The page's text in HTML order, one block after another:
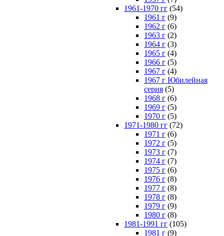
1961-1970 гг (54)
1961 г (9)
1962 г (6)
1963 г (2)
1964 г (3)
1965 г (4)
1966 г (5)
1967 г (4)
1967 г Юбилейная
серия (5)
1968 г (6)
1969 г (5)
1970 г (5)
1971-1980 гг (72)
1971 г (6)
1972 г (5)
1973 г (7)
1974 г (7)
1975 г (6)
1976 г (8)
1977 г (8)
1978 г (8)
1979 г (9)
1980 г (8)
1981-1991 гг (105)
1981 г (9)